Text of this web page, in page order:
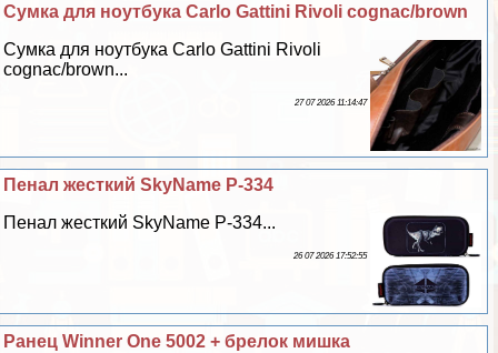
Сумка для ноутбука Carlo Gattini Rivoli cognac/brown
Сумка для ноутбука Carlo Gattini Rivoli
cognac/brown...
27 07 2026 11:14:47
Пенал жесткий SkyName P-334
Пенал жесткий SkyName P-334...
26 07 2026 17:52:55
Ранец Winner One 5002 + брелок мишка